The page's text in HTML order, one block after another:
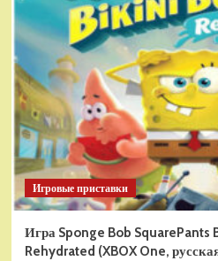
Игровые приставки
Игра Sponge Bob SquarePants
Rehydrated (XBOX One,